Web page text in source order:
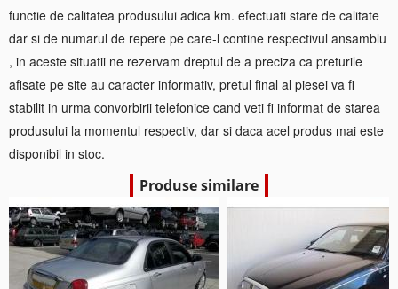
functie de calitatea produsului adica km. efectuati stare de calitate
dar si de numarul de repere pe care-l contine respectivul ansamblu
, in aceste situatii ne rezervam dreptul de a preciza ca preturile
afisate pe site au caracter informativ, pretul final al piesei va fi
stabilit in urma convorbirii telefonice cand veti fi informat de starea
produsului la momentul respectiv, dar si daca acel produs mai este
disponibil in stoc.
Produse similare